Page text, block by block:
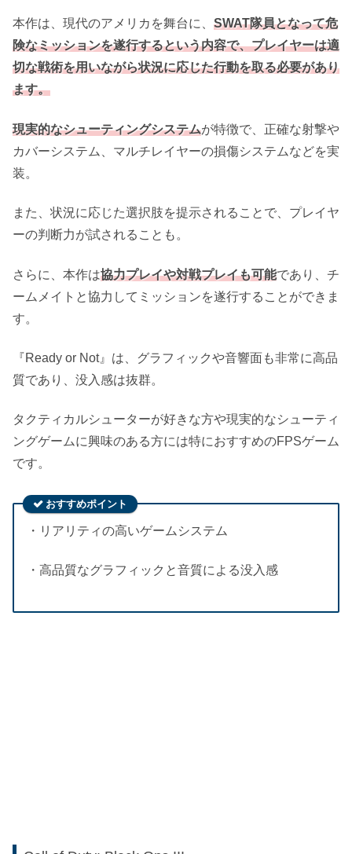
本作は、現代のアメリカを舞台に、 SWAT隊員となって危
険なミッションを遂行するという内容で、プレイヤーは適
切な戦術を用いながら状況に応じた行動を取る必要があり
ます。
現実的なシューティングシステムが特徴で、正確な射撃や
カバーシステム、マルチレイヤーの損傷システムなどを実
装。
また、状況に応じた選択肢を提示されることで、プレイヤ
ーの判断力が試されることも。
さらに、本作は協力プレイや対戦プレイも可能であり、チ
ームメイトと協力してミッションを遂行することができま
す。
『Ready or Not』は、グラフィックや音響面も非常に高品
質であり、没入感は抜群。
タクティカルシューターが好きな方や現実的なシューティ
ングゲームに興味のある方には特におすすめのFPSゲーム
です。
おすすめポイント
・リアリティの高いゲームシステム
・高品質なグラフィックと音質による没入感